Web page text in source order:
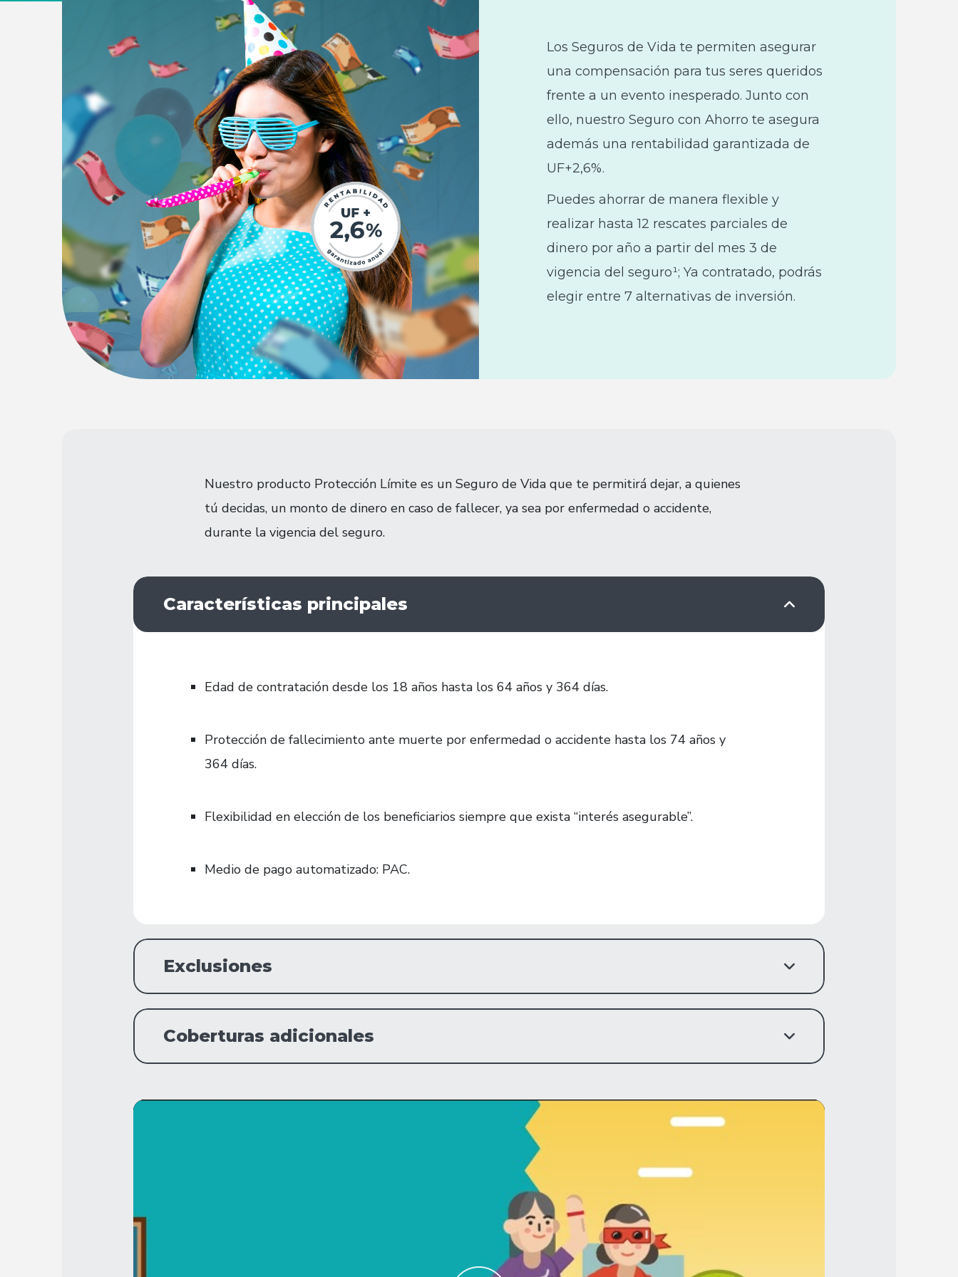
Los Seguros de Vida te permiten asegurar
una compensación para tus seres queridos
frente a un evento inesperado. Junto con
ello, nuestro Seguro con Ahorro te asegura
además una rentabilidad garantizada de
UF+2,6%.
Puedes ahorrar de manera flexible y
realizar hasta 12 rescates parciales de
dinero por año a partir del mes 3 de
vigencia del seguro¹; Ya contratado, podrás
elegir entre 7 alternativas de inversión.
Nuestro producto Protección Límite es un Seguro de Vida que te permitirá dejar, a quienes
tú decidas, un monto de dinero en caso de fallecer, ya sea por enfermedad o accidente,
durante la vigencia del seguro.
Características principales
Edad de contratación desde los 18 años hasta los 64 años y 364 días.
Protección de fallecimiento ante muerte por enfermedad o accidente hasta los 74 años y
364 días.
Flexibilidad en elección de los beneficiarios siempre que exista “interés asegurable”.
Medio de pago automatizado: PAC.
Exclusiones
Coberturas adicionales